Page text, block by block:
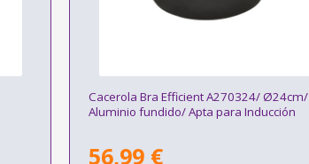
Cacerola Bra Efficient A270324/ Ø24cm/
Aluminio fundido/ Apta para Inducción
56,99 €